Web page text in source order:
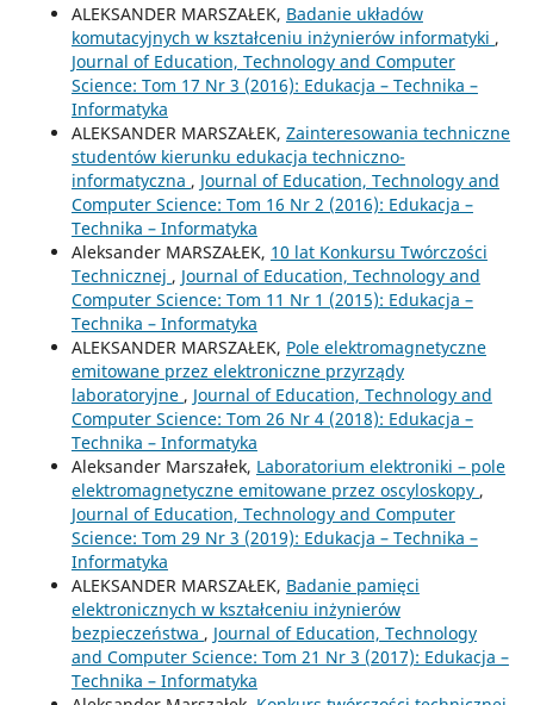
ALEKSANDER MARSZAŁEK, Badanie układów
komutacyjnych w kształceniu inżynierów informatyki ,
Journal of Education, Technology and Computer
Science: Tom 17 Nr 3 (2016): Edukacja – Technika –
Informatyka
ALEKSANDER MARSZAŁEK, Zainteresowania techniczne
studentów kierunku edukacja techniczno-
informatyczna , Journal of Education, Technology and
Computer Science: Tom 16 Nr 2 (2016): Edukacja –
Technika – Informatyka
Aleksander MARSZAŁEK, 10 lat Konkursu Twórczości
Technicznej , Journal of Education, Technology and
Computer Science: Tom 11 Nr 1 (2015): Edukacja –
Technika – Informatyka
ALEKSANDER MARSZAŁEK, Pole elektromagnetyczne
emitowane przez elektroniczne przyrządy
laboratoryjne , Journal of Education, Technology and
Computer Science: Tom 26 Nr 4 (2018): Edukacja –
Technika – Informatyka
Aleksander Marszałek, Laboratorium elektroniki – pole
elektromagnetyczne emitowane przez oscyloskopy ,
Journal of Education, Technology and Computer
Science: Tom 29 Nr 3 (2019): Edukacja – Technika –
Informatyka
ALEKSANDER MARSZAŁEK, Badanie pamięci
elektronicznych w kształceniu inżynierów
bezpieczeństwa , Journal of Education, Technology
and Computer Science: Tom 21 Nr 3 (2017): Edukacja –
Technika – Informatyka